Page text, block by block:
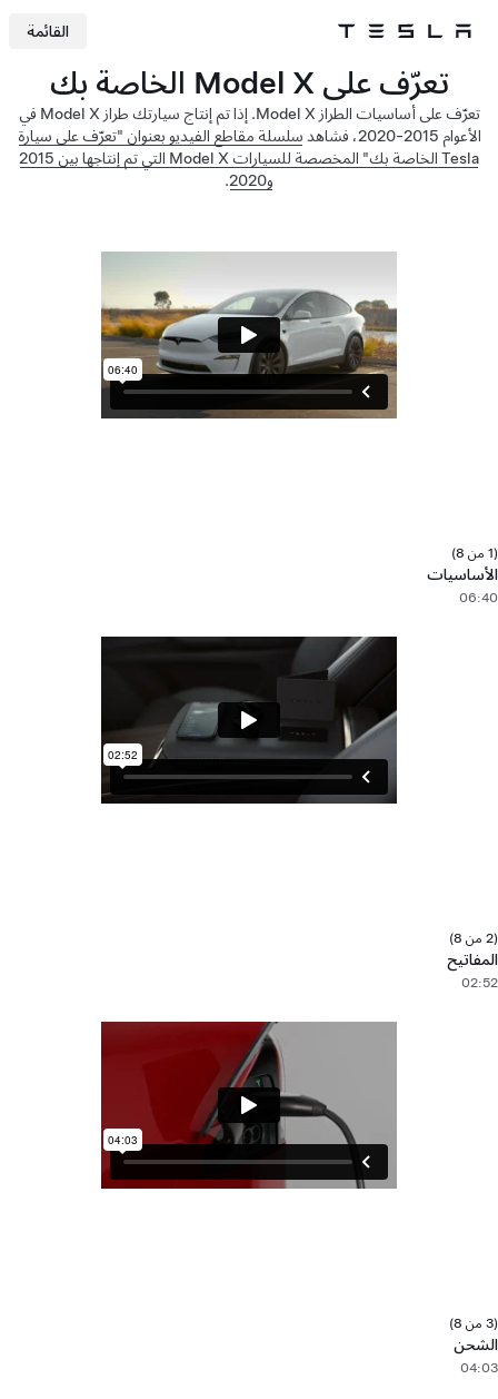
Tesla القائمة
تعرّف على Model X الخاصة بك
تعرّف على أساسيات الطراز Model X. إذا تم إنتاج سيارتك طراز Model X في
الأعوام 2015-2020، فشاهد
سلسلة مقاطع الفيديو بعنوان "تعرّف على سيارة
Tesla الخاصة بك" المخصصة للسيارات Model X التي تم إنتاجها بين 2015
و2020
.
(1 من 8)
الأساسيات
06:40
(2 من 8)
المفاتيح
02:52
(3 من 8)
الشحن
04:03